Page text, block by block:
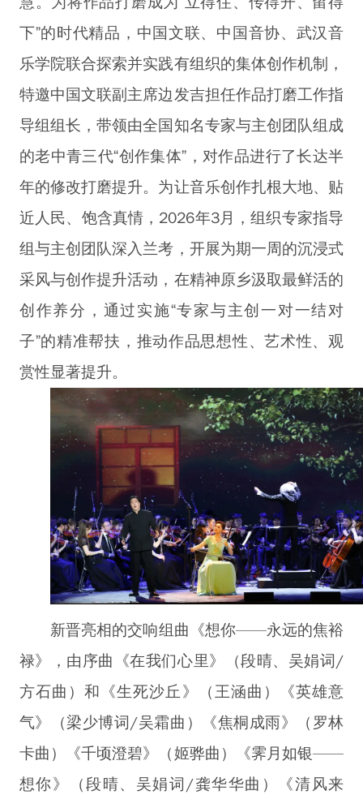
下”的时代精品，中国文联、中国音协、武汉音
乐学院联合探索并实践有组织的集体创作机制，
特邀中国文联副主席边发吉担任作品打磨工作指
导组组长，带领由全国知名专家与主创团队组成
的老中青三代“创作集体”，对作品进行了长达半
年的修改打磨提升。为让音乐创作扎根大地、贴
近人民、饱含真情，2026年3月，组织专家指导
组与主创团队深入兰考，开展为期一周的沉浸式
采风与创作提升活动，在精神原乡汲取最鲜活的
创作养分，通过实施“专家与主创一对一结对
子”的精准帮扶，推动作品思想性、艺术性、观
赏性显著提升。
新晋亮相的交响组曲《想你——永远的焦裕
禄》，由序曲《在我们心里》（段晴、吴娟词/
方石曲）和《生死沙丘》（王涵曲）《英雄意
气》（梁少博词/吴霜曲）《焦桐成雨》（罗林
卡曲）《千顷澄碧》（姬骅曲）《霁月如银——
想你》（段晴、吴娟词/龚华华曲）《清风来